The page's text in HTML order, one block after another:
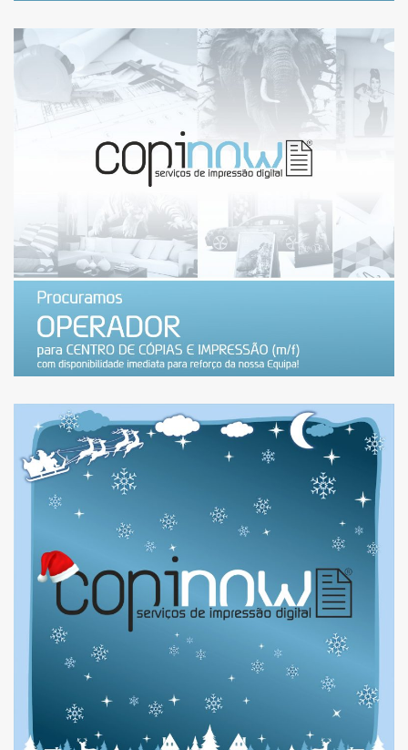
ESTAMOS A RECRUTAR:
OPERADOR DE CENTRO DE
CÓPIAS E IMPRESSÃO
(MARSHOPPING) – VAGA
PREENCHIDA
HORÁRIO DE NATAL 2024
E FIM DE ANO